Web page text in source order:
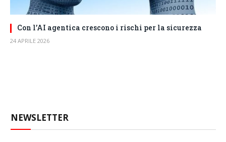
Con l’AI agentica crescono i rischi per la sicurezza
24 APRILE 2026
NEWSLETTER